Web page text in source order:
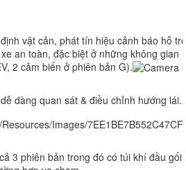
vật cản, phát tín hiệu cảnh báo hỗ
an toàn, đặc biệt ở những không gian
2 cảm biến ở phiên bản G).
dàng quan sát & điều chỉnh hướng lái.
3 phiên bản trong đó có túi khí đầu